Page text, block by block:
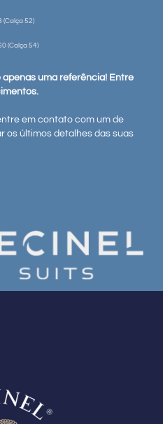
(Calça 52)
(Calça 54)
apenas uma referência! Entre
em contato com um de
os últimos detalhes das suas